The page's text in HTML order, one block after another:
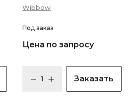
Wibbow
Под заказ
Цена по запросу
Заказать